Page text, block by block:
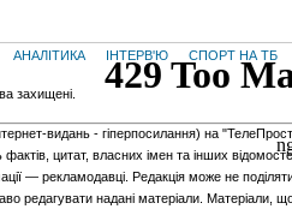
АНАЛІТИКА ІНТЕРВ'Ю СПОРТ НА ТБ
захищені.
видань - гiперпосилання) на
фактів, цитат, власних імен та інших
— рекламодавці. Редакція може не
редагувати надані матеріали. Матеріали,